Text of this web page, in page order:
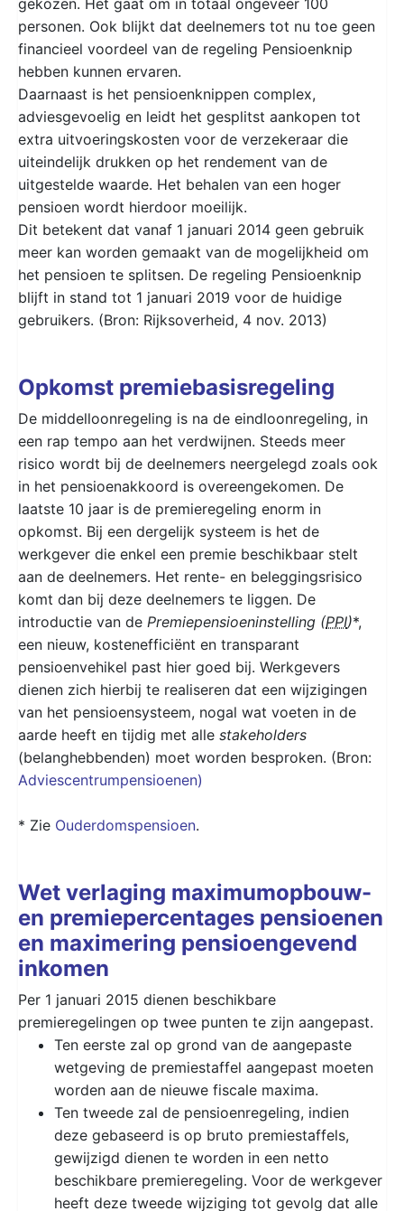
personen. Ook blijkt dat deelnemers tot nu toe geen
financieel voordeel van de regeling Pensioenknip
hebben kunnen ervaren.
Daarnaast is het pensioenknippen complex,
adviesgevoelig en leidt het gesplitst aankopen tot
extra uitvoeringskosten voor de verzekeraar die
uiteindelijk drukken op het rendement van de
uitgestelde waarde. Het behalen van een hoger
pensioen wordt hierdoor moeilijk.
Dit betekent dat vanaf 1 januari 2014 geen gebruik
meer kan worden gemaakt van de mogelijkheid om
het pensioen te splitsen. De regeling Pensioenknip
blijft in stand tot 1 januari 2019 voor de huidige
gebruikers. (Bron: Rijksoverheid, 4 nov. 2013)
Opkomst premiebasisregeling
De middelloonregeling is na de eindloonregeling, in
een rap tempo aan het verdwijnen. Steeds meer
risico wordt bij de deelnemers neergelegd zoals ook
in het pensioenakkoord is overeengekomen. De
laatste 10 jaar is de premieregeling enorm in
opkomst. Bij een dergelijk systeem is het de
werkgever die enkel een premie beschikbaar stelt
aan de deelnemers. Het rente- en beleggingsrisico
komt dan bij deze deelnemers te liggen. De
introductie van de Premiepensioeninstelling (PPI)*,
een nieuw, kostenefficiënt en transparant
pensioenvehikel past hier goed bij. Werkgevers
dienen zich hierbij te realiseren dat een wijzigingen
van het pensioensysteem, nogal wat voeten in de
aarde heeft en tijdig met alle stakeholders
(belanghebbenden) moet worden besproken. (Bron:
Adviescentrumpensioenen)
* Zie Ouderdomspensioen.
Wet verlaging maximumopbouw-
en premiepercentages pensioenen
en maximering pensioengevend
inkomen
Per 1 januari 2015 dienen beschikbare
premieregelingen op twee punten te zijn aangepast.
Ten eerste zal op grond van de aangepaste
wetgeving de premiestaffel aangepast moeten
worden aan de nieuwe fiscale maxima.
Ten tweede zal de pensioenregeling, indien
deze gebaseerd is op bruto premiestaffels,
gewijzigd dienen te worden in een netto
beschikbare premieregeling. Voor de werkgever
heeft deze tweede wijziging tot gevolg dat alle